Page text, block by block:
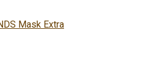
Mask Extra